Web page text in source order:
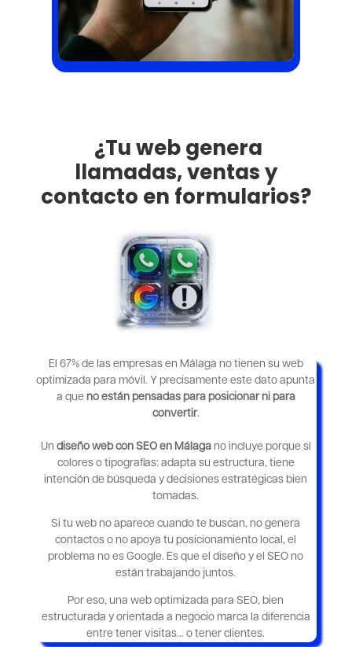
Resultado: más visibilidad local
y más contactos cualificados.
¿Tu web genera
llamadas, ventas y
contacto en formularios?
El 67% de las empresas en Málaga no tienen su web
optimizada para móvil. Y precisamente este dato apunta
a que no están pensadas para posicionar ni para
convertir.
Undiseño web con SEO en Málaga no incluye porque sí
colores o tipografías: adapta su estructura, tiene
intención de búsqueda y decisiones estratégicas bien
tomadas.
Si tu web no aparece cuando te buscan, no genera
contactos o no apoya tu posicionamiento local, el
problema no es Google. Es que el diseño y el SEO no
están trabajando juntos.
Por eso, una web optimizada para SEO, bien
estructurada y orientada a negocio marca la diferencia
entre tener visitas… o tener clientes.